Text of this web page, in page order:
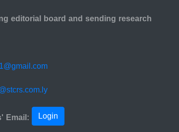
editorial board and sending research
Email:
Login